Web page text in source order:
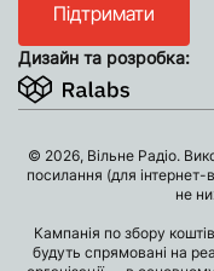
Підтримати
Дизайн та розробка:
© 2026, Вільне Радіо.
посилання (для
не
Кампанія по збору
будуть спрямовані на